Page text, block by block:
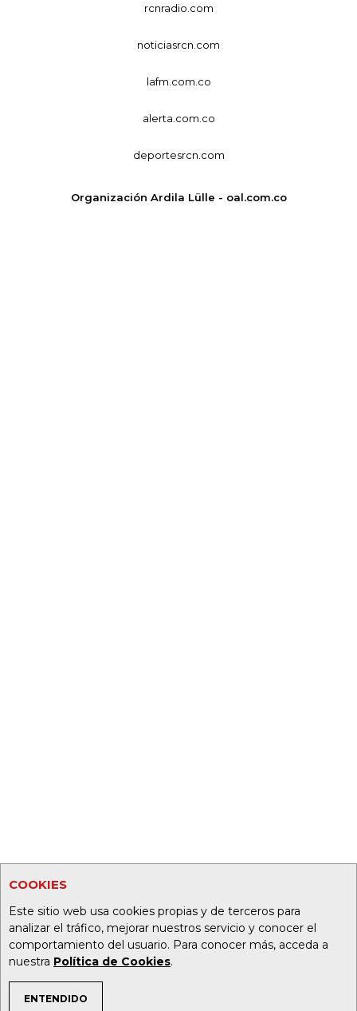
COOKIES
Este sitio web usa cookies propias y de terceros para
analizar el tráfico, mejorar nuestros servicio y conocer el
comportamiento del usuario. Para conocer más, acceda a
nuestra Política de Cookies.
ENTENDIDO
rcnradio.com
noticiasrcn.com
lafm.com.co
alerta.com.co
deportesrcn.com
Organización Ardila Lülle - oal.com.co